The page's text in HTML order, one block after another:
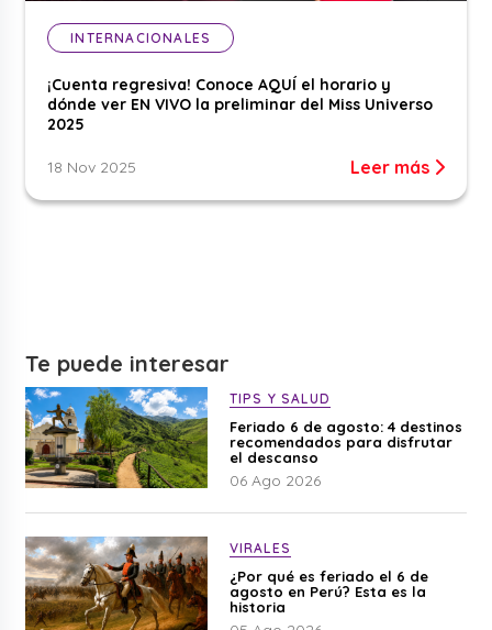
INTERNACIONALES
¡Cuenta regresiva! Conoce AQUÍ el horario y
dónde ver EN VIVO la preliminar del Miss Universo
2025
18 Nov 2025 Leer más
Te puede interesar
TIPS Y SALUD
Feriado 6 de agosto: 4 destinos
recomendados para disfrutar
el descanso
06 Ago 2026
VIRALES
¿Por qué es feriado el 6 de
agosto en Perú? Esta es la
historia